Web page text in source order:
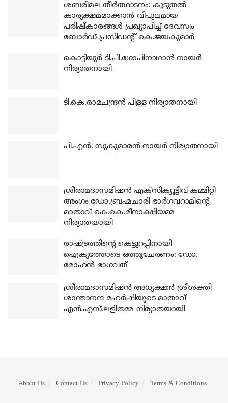
ശബരിമല തീര്‍ത്ഥാടനം: കൂടുതല്‍
കാര്യക്ഷമമാക്കാന്‍ വിപുലമായ
പരിഷ്‌കാരങ്ങള്‍ പ്രഖ്യാപിച്ച് ദേവസ്വം
ബോര്‍ഡ് പ്രസിഡന്റ് കെ.ജയകുമാര്‍
കൊട്ടിയൂര്‍ ടി.പി.ഗോപിനാഥാന്‍ നായര്‍
നിര്യാതനായി
ടി.കെ.രാമചന്ദ്രന്‍ പിള്ള നിര്യാതനായി
പി.എന്‍. സുകുമാരന്‍ നായര്‍ നിര്യാതനായി
ശ്രീരാമദാസമിഷന്‍ എക്‌സിക്യൂട്ടീവ് കമ്മിറ്റി
അംഗം ഡോ.ബ്രഹ്മചാരി ഭാര്‍ഗവറാമിന്റെ
മാതാവ് കെ.കെ.മീനാക്ഷിയമ്മ
നിര്യാതയായി
രാഷ്ട്രത്തിന്റെ കെട്ടുറപ്പിനായി
ഐക്യത്തോടെ ഒത്തുചേരണം: ഡോ.
മോഹന്‍ ഭാഗവത്
ശ്രീരാമദാസമിഷന്‍ അധ്യക്ഷന്‍ ശ്രീശക്തി
ശാന്താനന്ദ മഹര്‍ഷിയുടെ മാതാവ്
എന്‍.എസ്.ലളിതമ്മ നിര്യാതയായി
About Us Contact Us Privacy Policy Terms & Conditions